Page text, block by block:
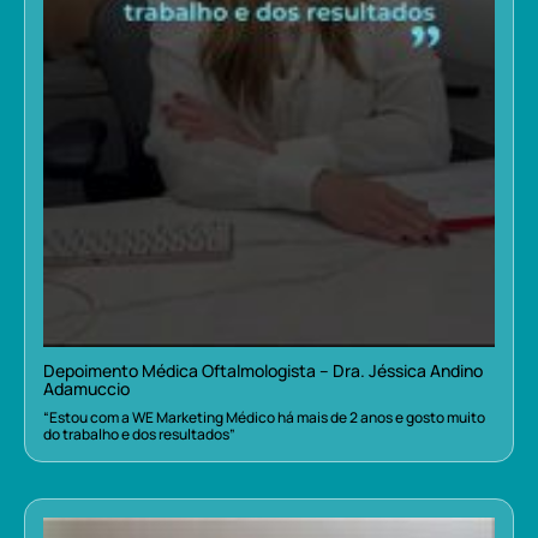
Depoimento Médica Oftalmologista – Dra. Jéssica Andino
Adamuccio
“Estou com a WE Marketing Médico há mais de 2 anos e gosto muito
do trabalho e dos resultados”